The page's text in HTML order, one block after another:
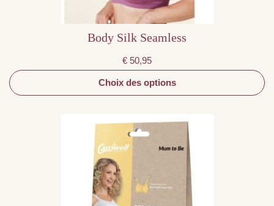
Body Silk Seamless
€ 50,95
Choix des options
produit
produit
a
plusieurs
peuvent
être
choisies